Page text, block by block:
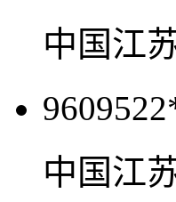
中国江
中国江